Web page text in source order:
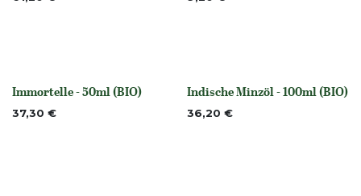
None
Immortelle - 50ml (BIO)
37,30 € None
Indische Minzöl - 100ml (BIO)
36,20 €